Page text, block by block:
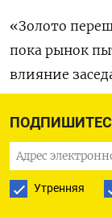
Утренняя
«Золото
пока рынок
влияние
ставок и
фондовых
- сказал
Палладий